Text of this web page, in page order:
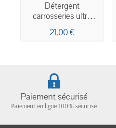
Détergent
carrosseries ultra
concentré
écodétergent Ecocert
21,00 €
Paiement sécurisé
Paiement en ligne 100% sécurisé